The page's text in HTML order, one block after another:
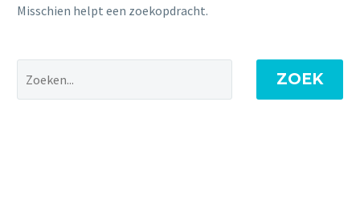
Misschien helpt een zoekopdracht.
ZOEK